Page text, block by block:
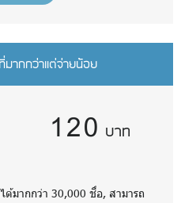
มากกว่าแต่จ่ายน้อย
120 บาท
มากกว่า 30,000 ชื่อ, สามารถ